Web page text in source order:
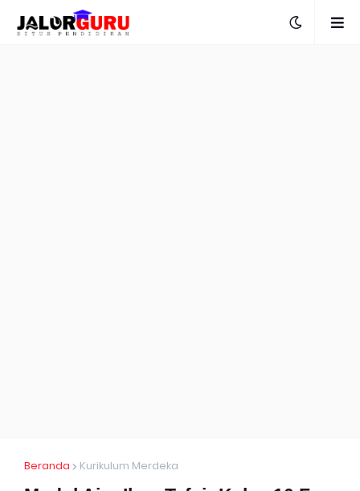
Beranda Kurikulum Merdeka